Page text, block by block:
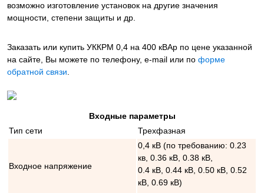
возможно изготовление установок на другие значения
мощности, степени защиты и др.
Заказать или купить УККРМ 0,4 на 400 кВАр по цене указанной
на сайте, Вы можете по телефону, e-mail или по форме
обратной связи.
Входные параметры
Тип сети
Трехфазная
Входное напряжение
0,4 кВ (по требованию: 0.23
кв, 0.36 кВ, 0.38 кВ,
0.4 кВ, 0.44 кВ, 0.50 кВ, 0.52
кВ, 0.69 кВ)